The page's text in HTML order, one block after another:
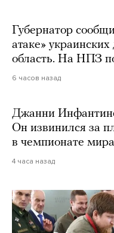
Губернатор
атаке»
область. На НПЗ
6 часов назад
Джанни
Он извинился за
в чемпионате
4 часа назад